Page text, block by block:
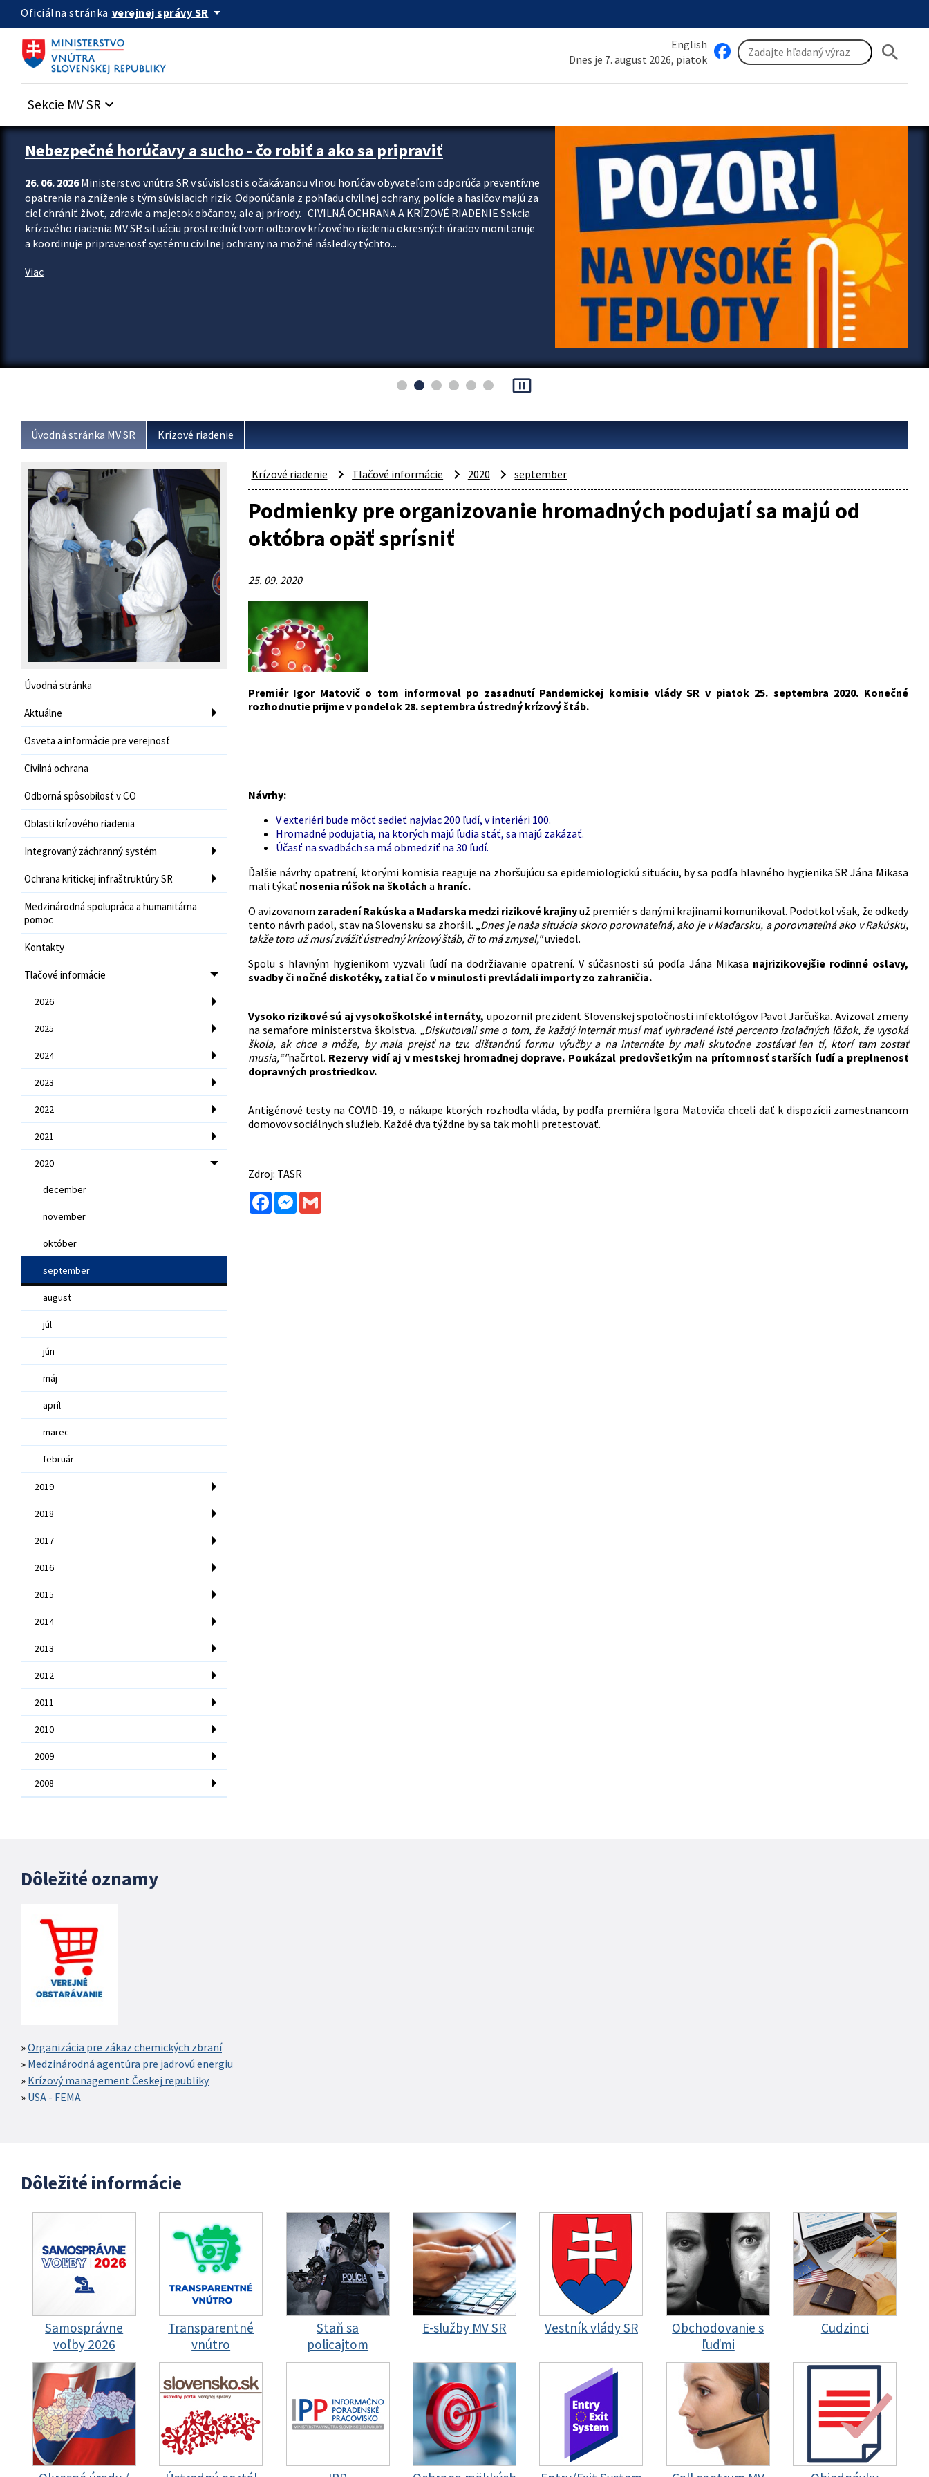
Preskocit na hlavný obsah
Oficiálna stránka verejnej správy SR arrow_drop_down
English
Dnes je 7. august 2026, piatok
search
Sekcie MV SR keyboard_arrow_down
Zastavit automatický posun upútavok
Nebezpečné horúčavy a sucho - čo robiť a ako sa pripraviť
26. 06. 2026Ministerstvo vnútra SR v súvislosti s očakávanou vlnou horúčav obyvateľom odporúča preventívne
opatrenia na zníženie s tým súvisiacich rizík. Odporúčania z pohľadu civilnej ochrany, polície a hasičov majú za
cieľ chrániť život, zdravie a majetok občanov, ale aj prírody. CIVILNÁ OCHRANA A KRÍZOVÉ RIADENIE Sekcia
krízového riadenia MV SR situáciu prostredníctvom odborov krízového riadenia okresných úradov monitoruje
a koordinuje pripravenosť systému civilnej ochrany na možné následky týchto...
Viac
pause_presentation
Úvodná stránka MV SR Krízové riadenie
Úvodná stránka
Aktuálne
Osveta a informácie pre verejnosť
Civilná ochrana
Odborná spôsobilosť v CO
Oblasti krízového riadenia
Integrovaný záchranný systém
Ochrana kritickej infraštruktúry SR
Medzinárodná spolupráca a humanitárna
pomoc
Kontakty
Tlačové informácie
2026
2025
2024
2023
2022
2021
2020
december
november
október
september
august
júl
jún
máj
apríl
marec
február
2019
2018
2017
2016
2015
2014
2013
2012
2011
2010
2009
2008
Krízové riadenie Tlačové informácie 2020 september
Podmienky pre organizovanie hromadných podujatí sa majú od
októbra opäť sprísniť
25. 09. 2020
Premiér Igor Matovič o tom informoval po zasadnutí Pandemickej komisie vlády SR v piatok 25. septembra 2020. Konečné
rozhodnutie prijme v pondelok 28. septembra ústredný krízový štáb.
Návrhy:
V exteriéri bude môcť sedieť najviac 200 ľudí, v interiéri 100.
Hromadné podujatia, na ktorých majú ľudia stáť, sa majú zakázať.
Účasť na svadbách sa má obmedziť na 30 ľudí.
Ďalšie návrhy opatrení, ktorými komisia reaguje na zhoršujúcu sa epidemiologickú situáciu, by sa podľa hlavného hygienika SR Jána Mikasa
mali týkať nosenia rúšok na školách a hraníc.
O avizovanom zaradení Rakúska a Maďarska medzi rizikové krajinyuž premiér s danými krajinami komunikoval. Podotkol však, že odkedy
tento návrh padol, stav na Slovensku sa zhoršil. „Dnes je naša situácia skoro porovnateľná, ako je v Maďarsku, a porovnateľná ako v Rakúsku,
takže toto už musí zvážiť ústredný krízový štáb, či to má zmysel,"uviedol.
Spolu s hlavným hygienikom vyzvali ľudí na dodržiavanie opatrení. V súčasnosti sú podľa Jána Mikasa najrizikovejšie rodinné oslavy,
svadby či nočné diskotéky, zatiaľ čo v minulosti prevládali importy zo zahraničia.
Vysoko rizikové sú aj vysokoškolské internáty, upozornil prezident Slovenskej spoločnosti infektológov Pavol Jarčuška. Avizoval zmeny
na semafore ministerstva školstva. „Diskutovali sme o tom, že každý internát musí mať vyhradené isté percento izolačných lôžok, že vysoká
škola, ak chce a môže, by mala prejsť na tzv. dištančnú formu výučby a na internáte by mali skutočne zostávať len tí, ktorí tam zostať
musia,“"načrtol. Rezervy vidí aj v mestskej hromadnej doprave. Poukázal predovšetkým na prítomnosť starších ľudí a preplnenosť
dopravných prostriedkov.
Antigénové testy na COVID-19, o nákupe ktorých rozhodla vláda, by podľa premiéra Igora Matoviča chceli dať k dispozícii zamestnancom
domovov sociálnych služieb. Každé dva týždne by sa tak mohli pretestovať.
Zdroj: TASR
FacebookMessenger
Gmail
Dôležité oznamy
Organizácia pre zákaz chemických zbraní
Medzinárodná agentúra pre jadrovú energiu
Krízový management Českej republiky
USA - FEMA
Dôležité informácie
Samosprávne
voľby 2026
Transparentné
vnútro
Staň sa
policajtom
E-služby MV SR Vestník vlády SR
Obchodovanie s
ľuďmi
Cudzinci